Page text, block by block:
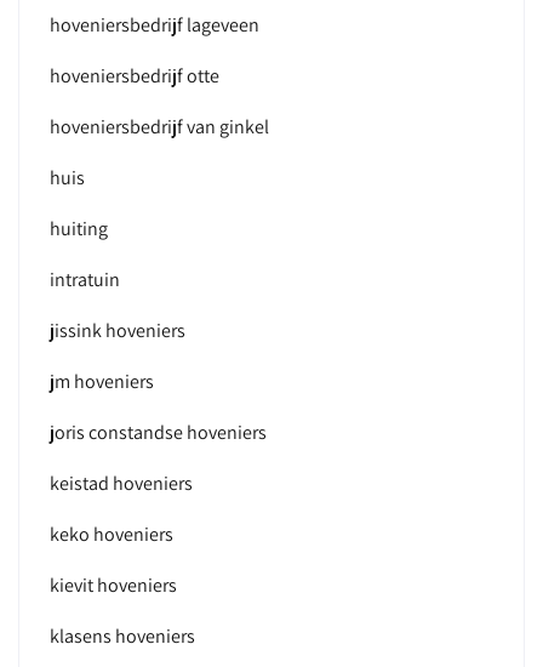
hoveniersbedrijf lageveen
hoveniersbedrijf otte
hoveniersbedrijf van ginkel
huis
huiting
intratuin
jissink hoveniers
jm hoveniers
joris constandse hoveniers
keistad hoveniers
keko hoveniers
kievit hoveniers
klasens hoveniers